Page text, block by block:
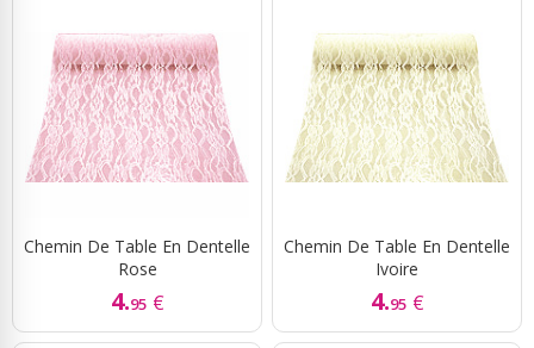
Chemin De Table En Dentelle
Rose
4.95 €
Chemin De Table En Dentelle
Ivoire
4.95 €